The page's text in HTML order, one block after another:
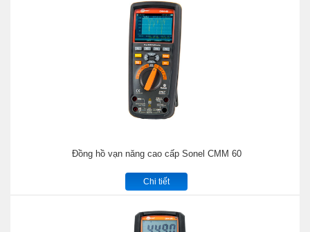
Đồng hồ vạn năng cao cấp Sonel CMM 60
Chi tiết